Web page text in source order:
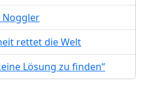
Noggler
rettet die Welt
Lösung zu finden“